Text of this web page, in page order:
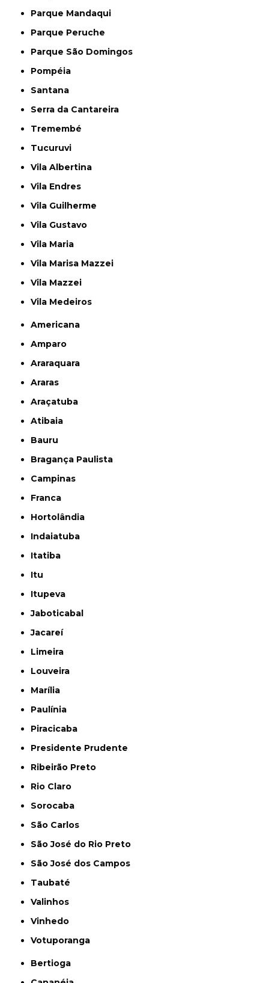
Parque Mandaqui
Parque Peruche
Parque São Domingos
Pompéia
Santana
Serra da Cantareira
Tremembé
Tucuruvi
Vila Albertina
Vila Endres
Vila Guilherme
Vila Gustavo
Vila Maria
Vila Marisa Mazzei
Vila Mazzei
Vila Medeiros
Americana
Amparo
Araraquara
Araras
Araçatuba
Atibaia
Bauru
Bragança Paulista
Campinas
Franca
Hortolândia
Indaiatuba
Itatiba
Itu
Itupeva
Jaboticabal
Jacareí
Limeira
Louveira
Marília
Paulínia
Piracicaba
Presidente Prudente
Ribeirão Preto
Rio Claro
Sorocaba
São Carlos
São José do Rio Preto
São José dos Campos
Taubaté
Valinhos
Vinhedo
Votuporanga
Bertioga